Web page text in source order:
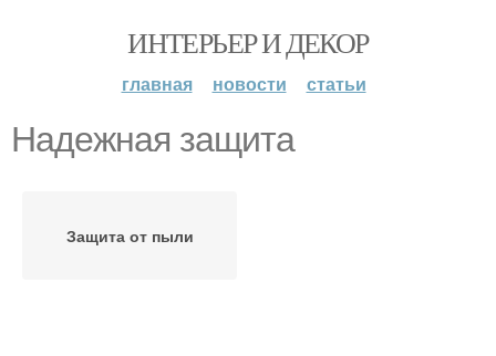
ИНТЕРЬЕР И ДЕКОР
главная новости статьи
Надежная защита
Защита от пыли